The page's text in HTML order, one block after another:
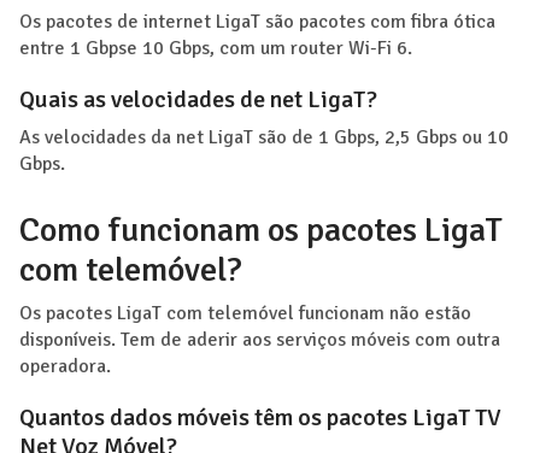
Os pacotes de internet LigaT são pacotes com fibra ótica
entre 1 Gbpse 10 Gbps, com um router Wi-Fi 6.
Quais as velocidades de net LigaT?
As velocidades da net LigaT são de 1 Gbps, 2,5 Gbps ou 10
Gbps.
Como funcionam os pacotes LigaT
com telemóvel?
Os pacotes LigaT com telemóvel funcionam não estão
disponíveis. Tem de aderir aos serviços móveis com outra
operadora.
Quantos dados móveis têm os pacotes LigaT TV
Net Voz Móvel?